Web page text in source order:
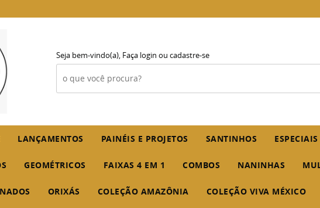
Seja bem-vindo(a), Faça login ou cadastre-se
LANÇAMENTOS PAINÉIS E PROJETOS SANTINHOS ESPECIAIS
GEOMÉTRICOS FAIXAS 4 EM 1 COMBOS NANINHAS
ORIXÁS COLEÇÃO AMAZÔNIA COLEÇÃO VIVA MÉXICO